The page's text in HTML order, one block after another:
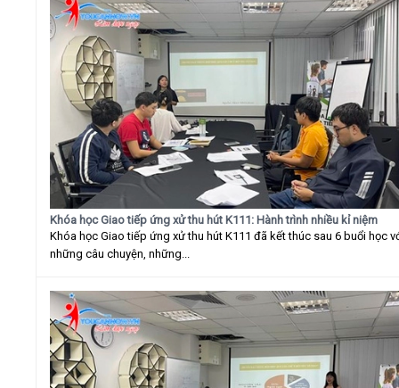
Khóa học Giao tiếp ứng xử thu hút K111: Hành trình nhiều kỉ niệm
Khóa học Giao tiếp ứng xử thu hút K111 đã kết thúc sau 6 buổi học
những câu chuyện, những...